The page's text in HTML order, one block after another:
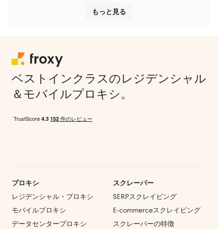
もっと見る
ベストインクラスのレジデンシャル
＆モバイルプロキシ。
プロキシ
レジデンシャル・プロキシ
モバイルプロキシ
データセンタープロキシ
スクレーパー
SERPスクレイピング
E‑commerceスクレイピング
スクレーパーの特徴